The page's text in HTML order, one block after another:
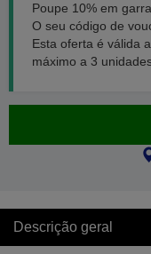
Poupe 10% em
O seu código de
Esta oferta é válida
máximo a 3
Descrição geral